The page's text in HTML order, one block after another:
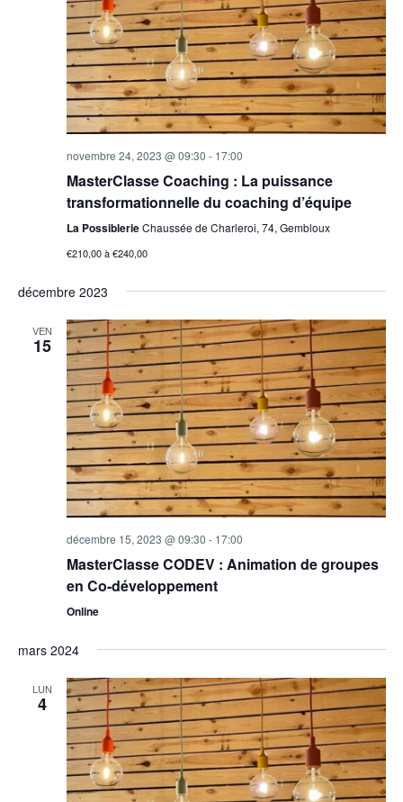
novembre 24, 2023 @ 09:30 - 17:00
MasterClasse Coaching : La puissance
transformationnelle du coaching d’équipe
La PossiblerieChaussée de Charleroi, 74, Gembloux
€210,00 à €240,00
décembre 2023
VEN
15
décembre 15, 2023 @ 09:30 - 17:00
MasterClasse CODEV : Animation de groupes
en Co-développement
Online
mars 2024
LUN
4